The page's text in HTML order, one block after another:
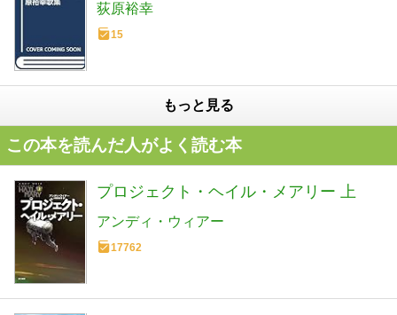
荻原裕幸
15
もっと見る
この本を読んだ人がよく読む本
プロジェクト・ヘイル・メアリー 上
アンディ・ウィアー
17762